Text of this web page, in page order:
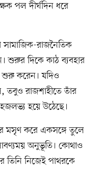
পল দীর্ঘদিন ধরে
সামাজিক-রাজনৈতিক
শুরুর দিকে কাঠ ব্যবহার
শুরু করেন। যদিও
তবুও রাজশাহীতে তাঁর
হয়ে উঠেছে।
মসৃণ করে একসঙ্গে তুলে
অনুভূতি। কোথাও
তিনি নিজেই পাথরকে